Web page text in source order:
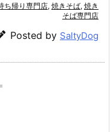
ち帰り専門店, 焼きそば, 焼き
そば専門店
Posted by SaltyDog